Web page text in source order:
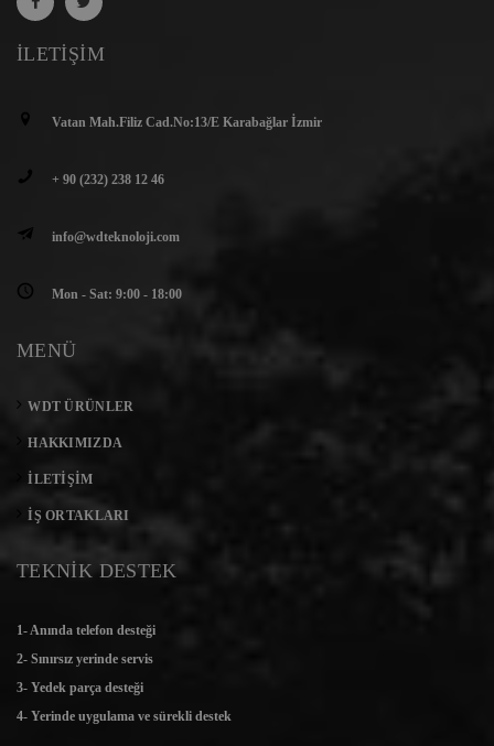
İLETIŞIM
Vatan Mah.Filiz Cad.No:13/E Karabağlar İzmir
+ 90 (232) 238 12 46
info@wdteknoloji.com
Mon - Sat: 9:00 - 18:00
MENÜ
WDT ÜRÜNLER
HAKKIMIZDA
İLETIŞIM
İŞ ORTAKLARI
TEKNİK DESTEK
1- Anında telefon desteği
2- Sınırsız yerinde servis
3- Yedek parça desteği
4- Yerinde uygulama ve sürekli destek